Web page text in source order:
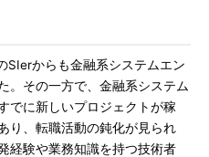
からも金融系システムエン
。その一方で、金融系システム
でに新しいプロジェクトが稼
り、転職活動の鈍化が見られ
経験や業務知識を持つ技術者